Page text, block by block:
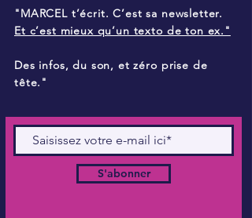
"MARCEL t’écrit. C’est sa newsletter.
Et c’est mieux qu’un texto de ton ex."
Des infos, du son, et zéro prise de
tête."
S'abonner